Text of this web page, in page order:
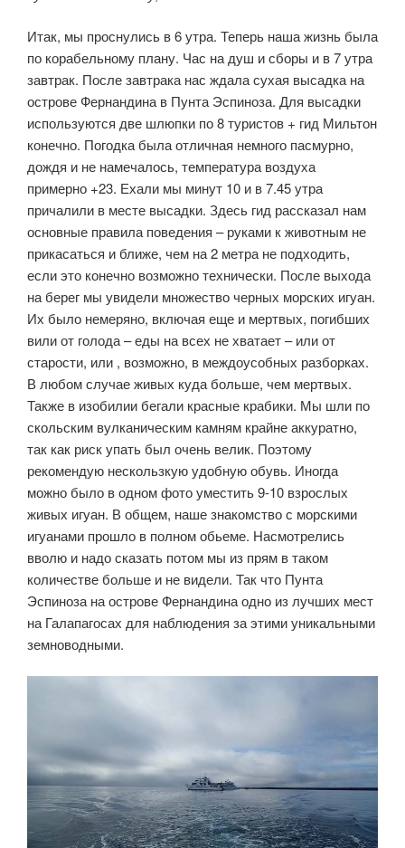
Итак, мы проснулись в 6 утра. Теперь наша жизнь была
по корабельному плану. Час на душ и сборы и в 7 утра
завтрак. После завтрака нас ждала сухая высадка на
острове Фернандина в Пунта Эспиноза. Для высадки
используются две шлюпки по 8 туристов + гид Мильтон
конечно. Погодка была отличная немного пасмурно,
дождя и не намечалось, температура воздуха
примерно +23. Ехали мы минут 10 и в 7.45 утра
причалили в месте высадки. Здесь гид рассказал нам
основные правила поведения – руками к животным не
прикасаться и ближе, чем на 2 метра не подходить,
если это конечно возможно технически. После выхода
на берег мы увидели множество черных морских игуан.
Их было немеряно, включая еще и мертвых, погибших
вили от голода – еды на всех не хватает – или от
старости, или , возможно, в междоусобных разборках.
В любом случае живых куда больше, чем мертвых.
Также в изобилии бегали красные крабики. Мы шли по
скольским вулканическим камням крайне аккуратно,
так как риск упать был очень велик. Поэтому
рекомендую нескользкую удобную обувь. Иногда
можно было в одном фото уместить 9-10 взрослых
живых игуан. В общем, наше знакомство с морскими
игуанами прошло в полном обьеме. Насмотрелись
вволю и надо сказать потом мы из прям в таком
количестве больше и не видели. Так что Пунта
Эспиноза на острове Фернандина одно из лучших мест
на Галапагосах для наблюдения за этими уникальными
земноводными.